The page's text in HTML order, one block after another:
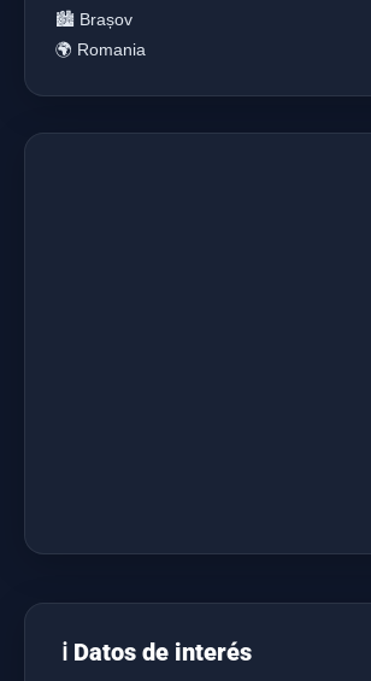
🏙️ Brașov
🌍 Romania
ℹ️ Datos de interés